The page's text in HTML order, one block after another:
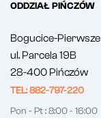
ODDZIAŁ PIŃCZÓW
Bogucice-Pierwsze
ul. Parcela 19B
28-400 Pińczów
TEL: 882-797-220
Pon - Pt : 8:00 - 16:00